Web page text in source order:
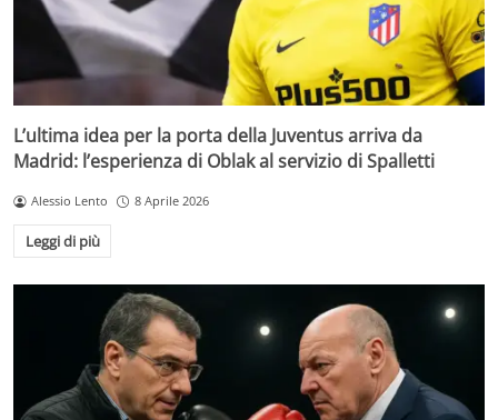
L’ultima idea per la porta della Juventus arriva da
Madrid: l’esperienza di Oblak al servizio di Spalletti
Alessio Lento 8 Aprile 2026
Leggi di più